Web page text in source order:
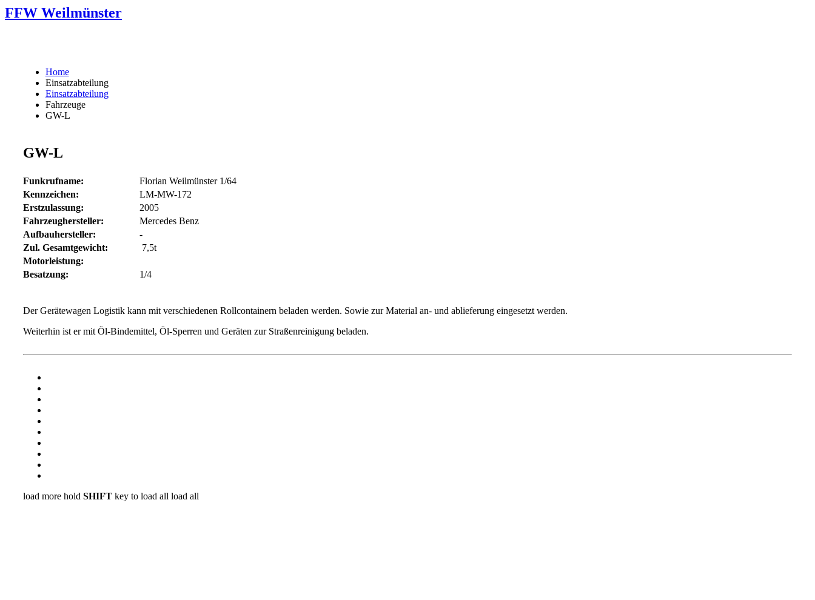
FFW Weilmünster
Home
Einsatzabteilung
Einsatzabteilung
Fahrzeuge
GW-L
GW-L
Funkrufname:
Florian Weilmünster 1/64
Kennzeichen:
LM-MW-172
Erstzulassung:
2005
Fahrzeughersteller:
Mercedes Benz
Aufbauhersteller:
-
Zul. Gesamtgewicht:
7,5t
Motorleistung:
Besatzung:
1/4
Der Gerätewagen Logistik kann mit verschiedenen Rollcontainern beladen werden. Sowie zur Material an- und ablieferung eingesetzt werden.
Weiterhin ist er mit Öl-Bindemittel, Öl-Sperren und Geräten zur Straßenreinigung beladen.
load more hold SHIFTkey to load all load all